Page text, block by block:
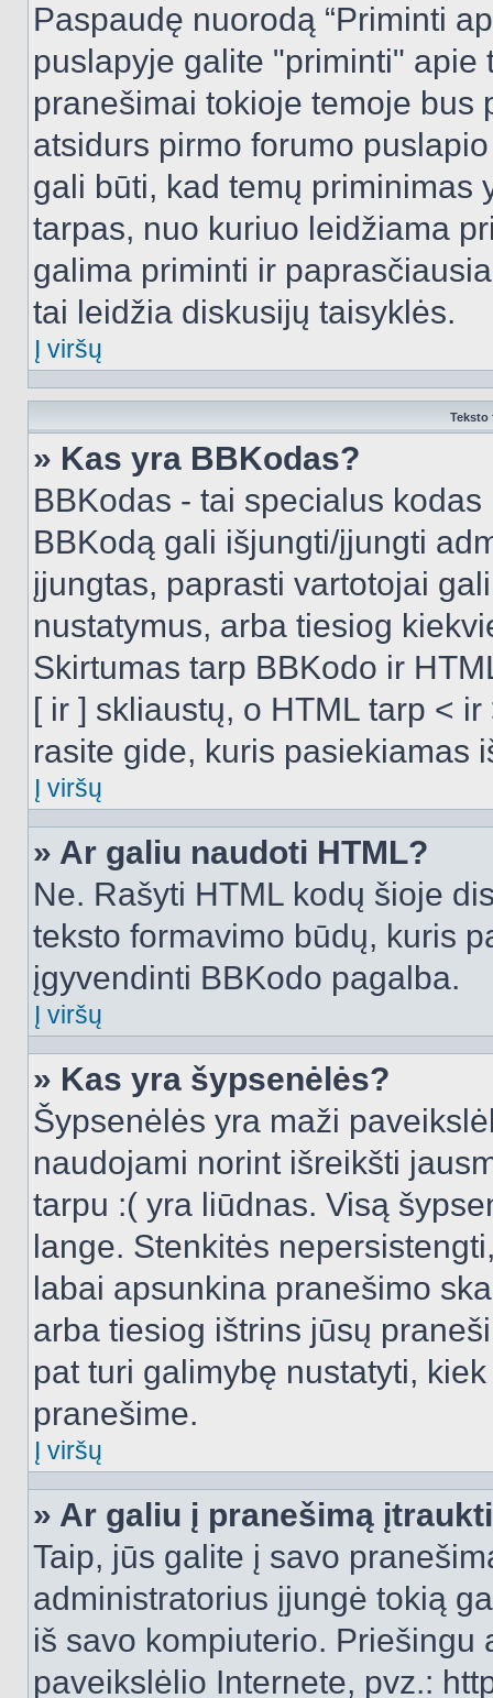
Paspaudę nuorodą “Priminti
puslapyje galite "priminti"
pranešimai tokioje temoje bus
atsidurs pirmo forumo
gali būti, kad temų priminimas
tarpas, nuo kuriuo leidžiama
galima priminti ir
tai leidžia diskusijų taisyklės.
Į viršų
Teksto
» Kas yra BBKodas?
BBKodas - tai specialus
BBKodą gali išjungti/įjungti
įjungtas, paprasti vartotojai
nustatymus, arba tiesiog
Skirtumas tarp BBKodo ir
[ ir ] skliaustų, o HTML tarp <
rasite gide, kuris pasiekiamas
Į viršų
» Ar galiu naudoti HTML?
Ne. Rašyti HTML kodų šioje
teksto formavimo būdų, kuris
įgyvendinti BBKodo pagalba.
Į viršų
» Kas yra šypsenėlės?
Šypsenėlės yra maži
naudojami norint išreikšti
tarpu :( yra liūdnas. Visą
lange. Stenkitės
labai apsunkina pranešimo
arba tiesiog ištrins jūsų
pat turi galimybę nustatyti,
pranešime.
Į viršų
» Ar galiu į pranešimą
Taip, jūs galite į savo
administratorius įjungė tokią
iš savo kompiuterio.
paveikslėlio Internete, pvz.: